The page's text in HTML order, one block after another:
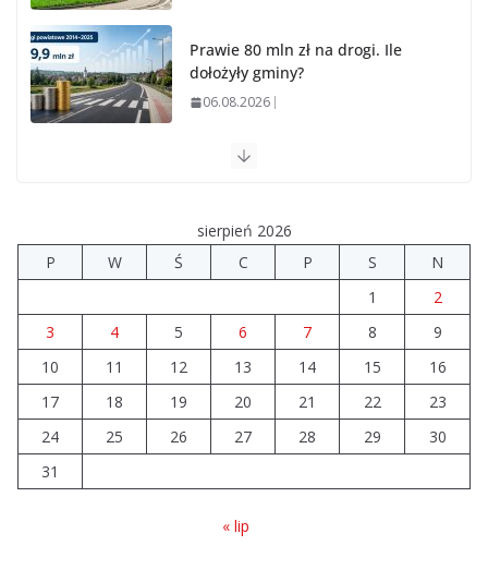
Prawie 80 mln zł na drogi. Ile
dołożyły gminy?
06.08.2026
Szkoła we Władysławowie
Prawie 20 tys. zł dla dyrektora
szpitala. Podwyżka mimo
finansowych problemów
04.08.2026
Brylant dla Turku? 255. miejsce
trudno uznać za sukces
sierpień 2026
P
W Ś C P S
N
1
2
3
4 5 6 7 8
9
10
11 12 13 14 15
16
17
18 19 20 21 22
23
24
25 26 27 28 29
30
31
« lip